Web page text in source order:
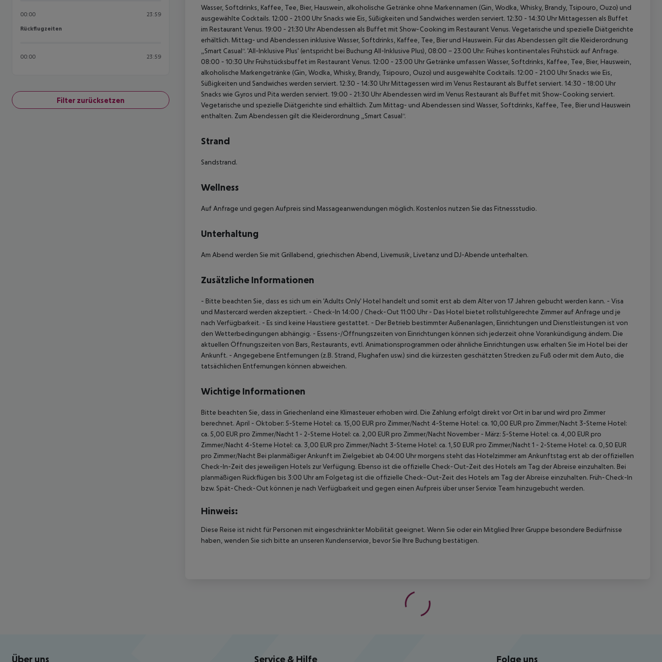
00:00 23:59
Rückflugzeiten
Rückflugzeiten
00:00 23:59
Filter zurücksetzen
Wasser, Softdrinks, Kaffee, Tee, Bier, Hauswein, alkoholische Getränke ohne Markennamen (Gin, Wodka, Whisky, Brandy, Tsipouro, Ouzo) und
ausgewählte Cocktails. 12:00 - 21:00 Uhr Snacks wie Eis, Süßigkeiten und Sandwiches werden serviert. 12:30 - 14:30 Uhr Mittagessen als Buffet
im Restaurant Venus. 19:00 - 21:30 Uhr Abendessen als Buffet mit Show-Cooking im Restaurant Venus. Vegetarische und spezielle Diätgerichte
erhältlich. Mittag- und Abendessen inklusive Wasser, Softdrinks, Kaffee, Tee, Bier und Hauswein. Für das Abendessen gilt die Kleiderordnung
„Smart Casual“. 'All-Inklusive Plus' (entspricht bei Buchung All-Inklusive Plus), 08:00 – 23:00 Uhr: Frühes kontinentales Frühstück auf Anfrage.
08:00 - 10:30 Uhr Frühstücksbuffet im Restaurant Venus. 12:00 - 23:00 Uhr Getränke umfassen Wasser, Softdrinks, Kaffee, Tee, Bier, Hauswein,
alkoholische Markengetränke (Gin, Wodka, Whisky, Brandy, Tsipouro, Ouzo) und ausgewählte Cocktails. 12:00 - 21:00 Uhr Snacks wie Eis,
Süßigkeiten und Sandwiches werden serviert. 12:30 - 14:30 Uhr Mittagessen wird im Venus Restaurant als Buffet serviert. 14:30 - 18:00 Uhr
Snacks wie Gyros und Pita werden serviert. 19:00 - 21:30 Uhr Abendessen wird im Venus Restaurant als Buffet mit Show-Cooking serviert.
Vegetarische und spezielle Diätgerichte sind erhältlich. Zum Mittag- und Abendessen sind Wasser, Softdrinks, Kaffee, Tee, Bier und Hauswein
enthalten. Zum Abendessen gilt die Kleiderordnung „Smart Casual“.
Strand
Sandstrand.
Wellness
Auf Anfrage und gegen Aufpreis sind Massageanwendungen möglich. Kostenlos nutzen Sie das Fitnessstudio.
Unterhaltung
Am Abend werden Sie mit Grillabend, griechischen Abend, Livemusik, Livetanz und DJ-Abende unterhalten.
Zusätzliche Informationen
- Bitte beachten Sie, dass es sich um ein 'Adults Only' Hotel handelt und somit erst ab dem Alter von 17 Jahren gebucht werden kann. - Visa
und Mastercard werden akzeptiert. - Check-In 14:00 / Check-Out 11:00 Uhr - Das Hotel bietet rollstuhlgerechte Zimmer auf Anfrage und je
nach Verfügbarkeit. - Es sind keine Haustiere gestattet. - Der Betrieb bestimmter Außenanlagen, Einrichtungen und Dienstleistungen ist von
den Wetterbedingungen abhängig. - Essens-/Öffnungszeiten von Einrichtungen können sich jederzeit ohne Vorankündigung ändern. Die
aktuellen Öffnungszeiten von Bars, Restaurants, evtl. Animationsprogrammen oder ähnliche Einrichtungen usw. erhalten Sie im Hotel bei der
Ankunft. - Angegebene Entfernungen (z.B. Strand, Flughafen usw.) sind die kürzesten geschätzten Strecken zu Fuß oder mit dem Auto, die
tatsächlichen Entfernungen können abweichen.
Wichtige Informationen
Bitte beachten Sie, dass in Griechenland eine Klimasteuer erhoben wird. Die Zahlung erfolgt direkt vor Ort in bar und wird pro Zimmer
berechnet. April - Oktober: 5-Sterne Hotel: ca. 15,00 EUR pro Zimmer/Nacht 4-Sterne Hotel: ca. 10,00 EUR pro Zimmer/Nacht 3-Sterne Hotel:
ca. 5,00 EUR pro Zimmer/Nacht 1 - 2-Sterne Hotel: ca. 2,00 EUR pro Zimmer/Nacht November - März: 5-Sterne Hotel: ca. 4,00 EUR pro
Zimmer/Nacht 4-Sterne Hotel: ca. 3,00 EUR pro Zimmer/Nacht 3-Sterne Hotel: ca. 1,50 EUR pro Zimmer/Nacht 1 - 2-Sterne Hotel: ca. 0,50 EUR
pro Zimmer/Nacht Bei planmäßiger Ankunft im Zielgebiet ab 04:00 Uhr morgens steht das Hotelzimmer am Ankunftstag erst ab der offiziellen
Check-In-Zeit des jeweiligen Hotels zur Verfügung. Ebenso ist die offizielle Check-Out-Zeit des Hotels am Tag der Abreise einzuhalten. Bei
planmäßigen Rückflügen bis 3:00 Uhr am Folgetag ist die offizielle Check-Out-Zeit des Hotels am Tag der Abreise einzuhalten. Früh-Check-In
bzw. Spät-Check-Out können je nach Verfügbarkeit und gegen einen Aufpreis über unser Service Team hinzugebucht werden.
Hinweis:
Diese Reise ist nicht für Personen mit eingeschränkter Mobilität geeignet. Wenn Sie oder ein Mitglied Ihrer Gruppe besondere Bedürfnisse
haben, wenden Sie sich bitte an unseren Kundenservice, bevor Sie Ihre Buchung bestätigen.
Footer navigation
Über uns Service & Hilfe Folge uns